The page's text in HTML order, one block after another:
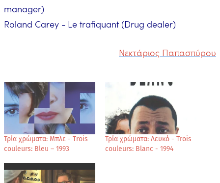
manager)
Roland Carey - Le trafiquant (Drug dealer)
Νεκτάριος Παπασπύρου
Τρία χρώματα: Μπλε - Trois
couleurs: Bleu – 1993
Τρία χρώματα: Λευκό - Trois
couleurs: Blanc - 1994